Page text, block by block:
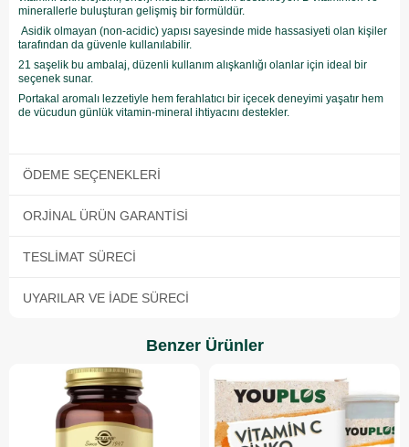
minerallerle buluşturan gelişmiş bir formüldür.
Asidik olmayan (non-acidic) yapısı sayesinde mide hassasiyeti olan kişiler
tarafından da güvenle kullanılabilir.
21 saşelik bu ambalaj, düzenli kullanım alışkanlığı olanlar için ideal bir
seçenek sunar.
Portakal aromalı lezzetiyle hem ferahlatıcı bir içecek deneyimi yaşatır hem
de vücudun günlük vitamin-mineral ihtiyacını destekler.
ÖDEME SEÇENEKLERI
ORJINAL ÜRÜN GARANTISI
TESLIMAT SÜRECI
UYARILAR VE İADE SÜRECI
Benzer Ürünler